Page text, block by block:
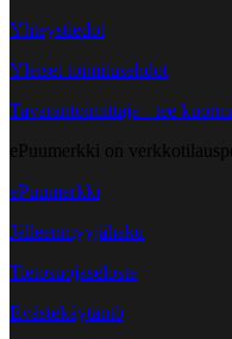
Yhteystiedot
Yleiset toimitusehdot
Tavarantoimittaja - tee
ePuumerkki on
ePuumerkki
Jälleenmyyjähaku
Tietosuojaseloste
Evästekäytäntö